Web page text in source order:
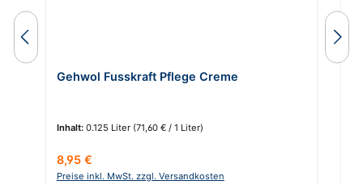
Gehwol Fusskraft Pflege Creme
Inhalt: 0.125 Liter (71,60 € / 1 Liter)
Regulärer Preis:
8,95 €
Preise inkl. MwSt. zzgl. Versandkosten